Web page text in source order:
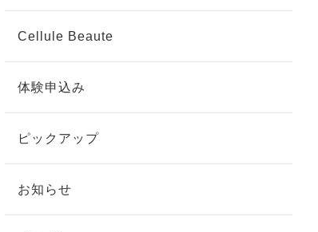
Cellule Beaute
体験申込み
ピックアップ
お知らせ